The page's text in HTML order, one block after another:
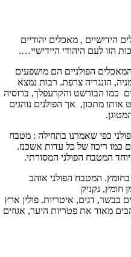
הידישיים , מאכלים יהודיים
הזו לעם היהודי היידישיי….
הפולניים הם מושפעים
הונגריה צרפת. רבות נמצא
כמו הבורשט והקרעפלך, ברוסיה
אותו מתכון, אך הפולנים נוהגים
כפי שאמרנו בתחילה : מטבח
כמו ריכוז של כל עדות אשכנז.
המטבח הפולני המסורתי.
המטבח הפולני אוהב
חומץ, נקניק
בבשר, דגים, איטריות. פולין ארץ
מאוד את פטריות היער, אגוזים